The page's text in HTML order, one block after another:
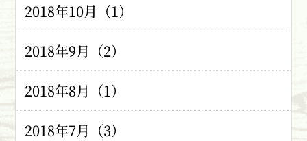
2018年10月（1）
2018年9月（2）
2018年8月（1）
2018年7月（3）